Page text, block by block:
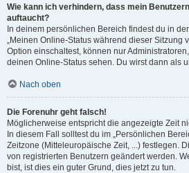
Wie kann ich verhindern, dass mein
auftaucht?
In deinem persönlichen Bereich findest du in
„Meinen Online-Status während dieser Sitzung
Option einschaltest, können nur
deinen Online-Status sehen. Du wirst dann als
Nach oben
Die Forenuhr geht falsch!
Möglicherweise entspricht die angezeigte Zeit
In diesem Fall solltest du im „Persönlichen
Zeitzone (Mitteleuropäische Zeit, ...) festlegen.
von registrierten Benutzern geändert werden.
bist, ist dies ein guter Grund, dies jetzt zu tun.